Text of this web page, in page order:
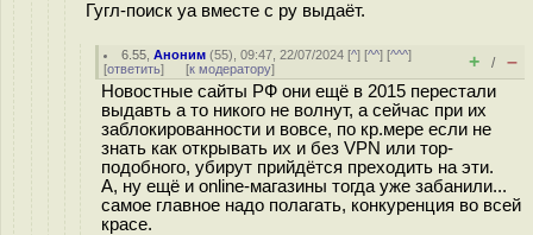
Гугл-поиск уа вместе с ру выдаёт.
6.55 ,Аноним (55), 09:47, 22/07/2024 [^] [^^] [^^^]
[ответить] [к модератору] + / –
Новостные сайты РФ они ещё в 2015 перестали
выдавть а то никого не волнут, а сейчас при их
заблокированности и вовсе, по кр.мере если не
знать как открывать их и без VPN или тор-
подобного, убирут прийдётся преходить на эти.
А, ну ещё и online-магазины тогда уже забанили...
самое главное надо полагать, конкуренция во всей
красе.